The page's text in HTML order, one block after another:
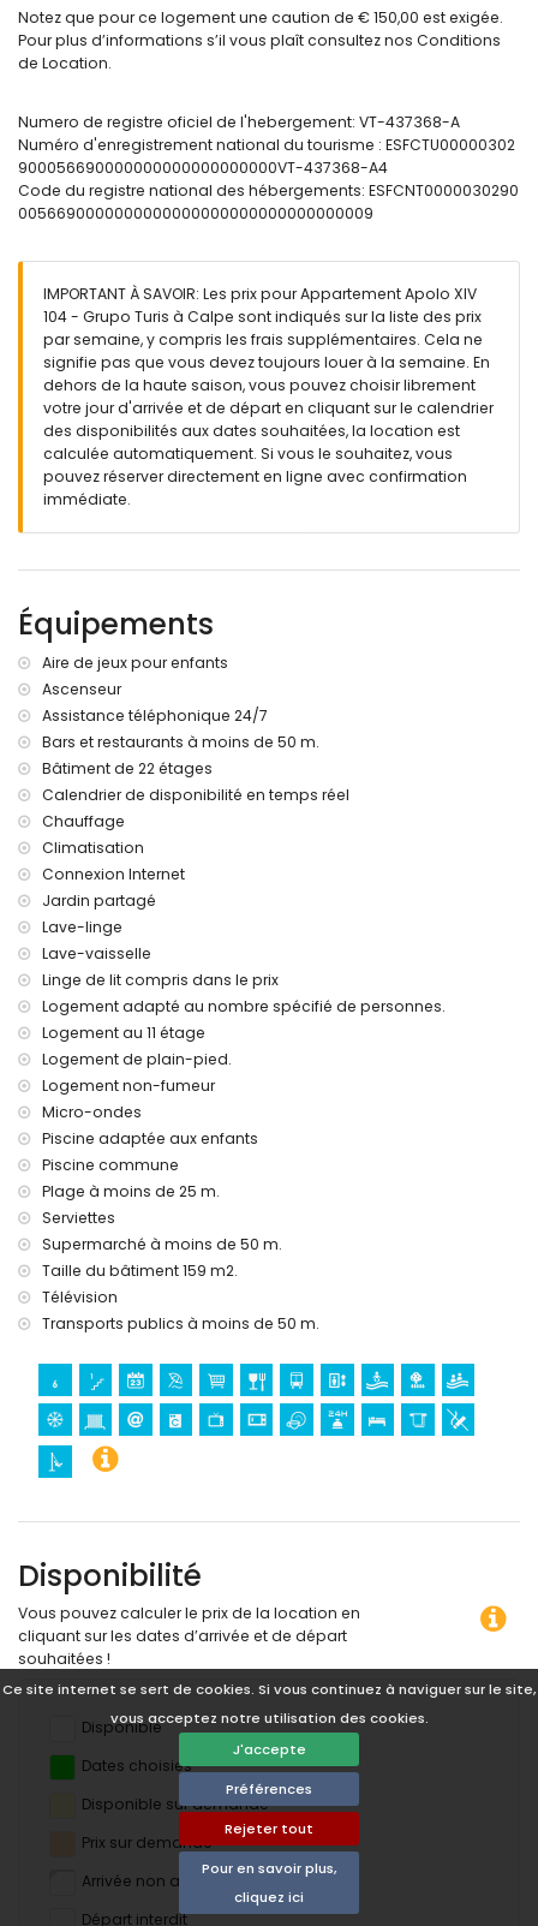
Ce site internet se sert de cookies. Si vous continuez à naviguer sur le site,
vous acceptez notre utilisation des cookies.
J'accepte
Préférences
Rejeter tout
Pour en savoir plus,
cliquez ici
1 salle de bain supplémentaire avec baignoire.
🪟 Grande terrasse meublée avec vue sur la mer.
🌐 Internet par fibre optique.
🏊 Piscine communautaire et douche extérieure.
🛝 Aire de jeux pour enfants.
🎾 Court de tennis.
Informations utiles:
🅿️ Place de garage en option. Veuillez consulter la disponibilité et
le tarif.
🚭 Il est interdit de fumer à l’intérieur du logement.
🚫 Les animaux ne sont pas autorisés.
📦 Draps, serviettes et torchons inclus.
📞 Service téléphonique d’urgence 24h/24.
🔐 Logement officiellement enregistré.
Notez que pour ce logement une caution de € 150,00 est exigée.
Pour plus d’informations s’il vous plaît consultez nos Conditions
de Location.
Numero de registre oficiel de l'hebergement: VT-437368-A
Numéro d'enregistrement national du tourisme : ESFCTU00000302
900056690000000000000000000VT-437368-A4
Code du registre national des hébergements: ESFCNT0000030290
0056690000000000000000000000000000009
IMPORTANT À SAVOIR: Les prix pour Appartement Apolo XIV
104 - Grupo Turis à Calpe sont indiqués sur la liste des prix
par semaine, y compris les frais supplémentaires. Cela ne
signifie pas que vous devez toujours louer à la semaine. En
dehors de la haute saison, vous pouvez choisir librement
votre jour d'arrivée et de départ en cliquant sur le calendrier
des disponibilités aux dates souhaitées, la location est
calculée automatiquement. Si vous le souhaitez, vous
pouvez réserver directement en ligne avec confirmation
immédiate.
Équipements
Aire de jeux pour enfants
Ascenseur
Assistance téléphonique 24/7
Bars et restaurants à moins de 50 m.
Bâtiment de 22 étages
Calendrier de disponibilité en temps réel
Chauffage
Climatisation
Connexion Internet
Jardin partagé
Lave-linge
Lave-vaisselle
Linge de lit compris dans le prix
Logement adapté au nombre spécifié de personnes.
Logement au 11 étage
Logement de plain-pied.
Logement non-fumeur
Micro-ondes
Piscine adaptée aux enfants
Piscine commune
Plage à moins de 25 m.
Serviettes
Supermarché à moins de 50 m.
Taille du bâtiment 159 m2.
Télévision
Transports publics à moins de 50 m.
Disponibilité
Vous pouvez calculer le prix de la location en
cliquant sur les dates d’arrivée et de départ
souhaitées !
Disponible
Dates choisies
Disponible sur demande
Prix ​​sur demande
Arrivée non autorisée
Départ interdit